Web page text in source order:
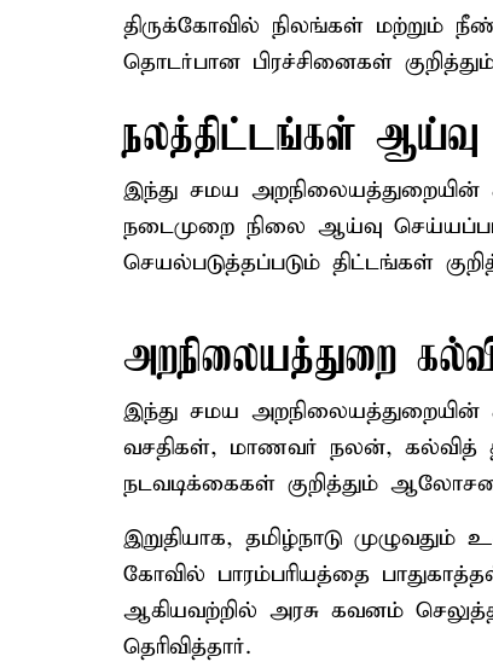
திருக்கோவில் நிலங்கள் மற்றும்
தொடர்பான பிரச்சினைகள்
நலத்திட்டங்கள் ஆய்வு
இந்து சமய அறநிலையத்துறையின்
நடைமுறை நிலை ஆய்வு
செயல்படுத்தப்படும் திட்டங்கள்
அறநிலையத்துறை
இந்து சமய அறநிலையத்துறையின்
வசதிகள், மாணவர் நலன், கல்வித்
நடவடிக்கைகள் குறித்தும்
இறுதியாக, தமிழ்நாடு
கோவில் பாரம்பரியத்தை
ஆகியவற்றில் அரசு கவனம்
தெரிவித்தார்.